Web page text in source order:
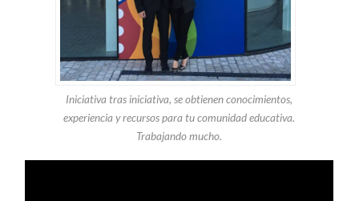
Iniciativa tras iniciativa, se obtienen conocimientos,
experiencia y recursos para tu comunidad educativa.
Trabajando mucho.